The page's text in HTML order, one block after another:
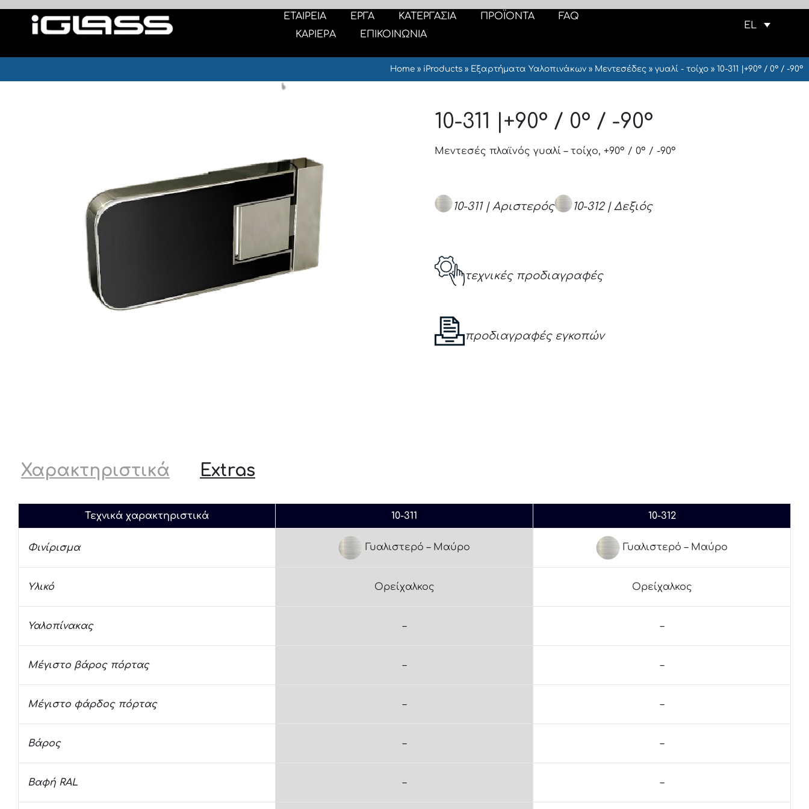
ΕΤΑΙΡΕΙΑ ΕΡΓΑ ΚΑΤΕΡΓΑΣΙΑ ΠΡΟΪΟΝΤΑ
FAQ
ΚΑΡΙΕΡΑ
ΕΠΙΚΟΙΝΩΝΙΑ
EL
Home» iProducts» Εξαρτήματα Υαλοπινάκων» Μεντεσέδες» γυαλί - τοίχο» 10-311 |+90° / 0° / -90°
10-311 |+90° / 0° / -90°
Μεντεσές πλαϊνός γυαλί – τοίχο, +90° / 0° / -90°
10-311 | Αριστερός 10-312 | Δεξιός
τεχνικές προδιαγραφές
προδιαγραφές εγκοπών
Χαρακτηριστικά Extras
Τεχνικά χαρακτηριστικά 10-311 10-312
Φινίρισμα Γυαλιστερό – Μαύρο Γυαλιστερό – Μαύρο
Υλικό Ορείχαλκος Ορείχαλκος
Υαλοπίνακας – –
Μέγιστο βάρος πόρτας – –
Μέγιστο φάρδος πόρτας – –
Βάρος – –
Βαφή RAL – –